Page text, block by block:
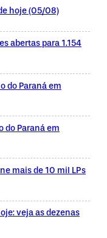
hoje (05/08)
abertas para 1.154
do Paraná em
do Paraná em
mais de 10 mil LPs
veja as dezenas